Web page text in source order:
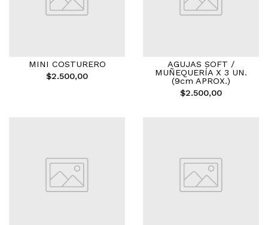
MINI COSTURERO
$2.500,00
AGUJAS SOFT /
MUÑEQUERÍA X 3 UN.
(9cm APROX.)
$2.500,00